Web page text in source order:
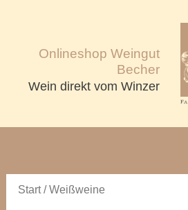
springenOnlineshop Weingut
Becher
Wein direkt vom Winzer
Start/ Weißweine